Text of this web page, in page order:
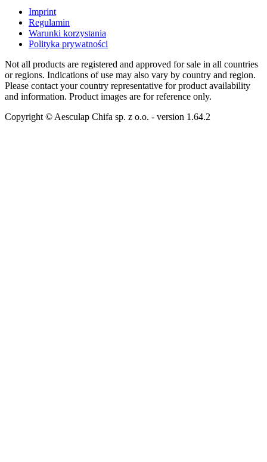
Imprint
Regulamin
Warunki korzystania
Polityka prywatności
Not all products are registered and approved for sale in all countries
or regions. Indications of use may also vary by country and region.
Please contact your country representative for product availability
and information. Product images are for reference only.
Copyright © Aesculap Chifa sp. z o.o. - version 1.64.2